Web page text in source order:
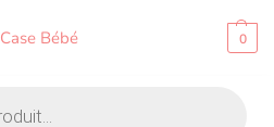
Bébé 0